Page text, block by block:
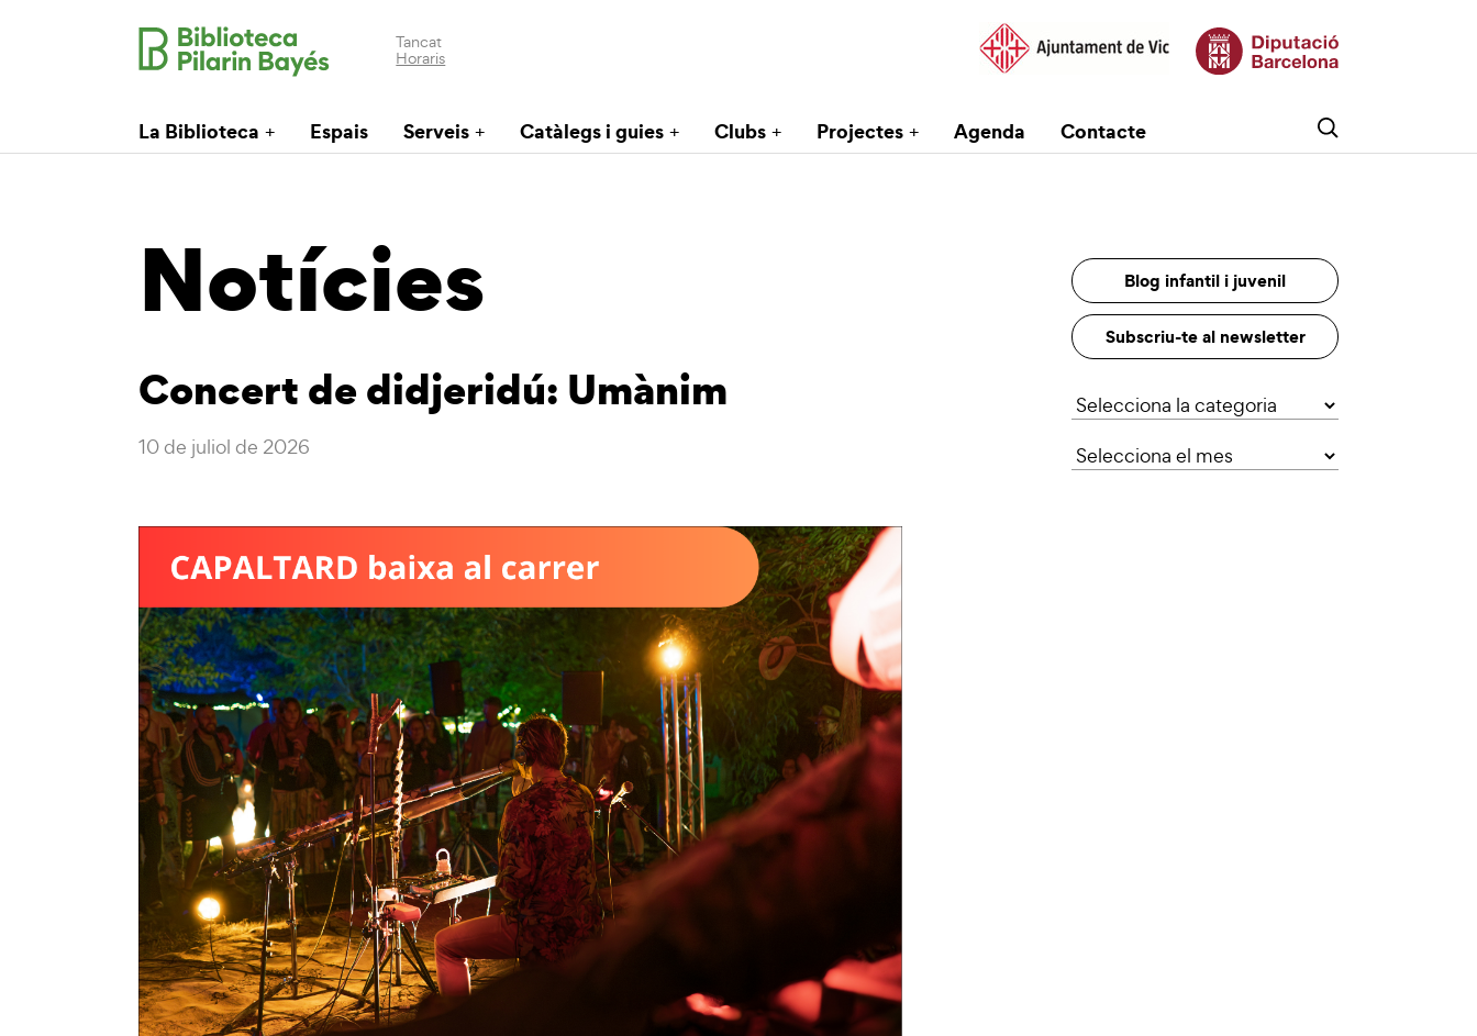
Tancat
Horaris
La Biblioteca Espais Serveis Catàlegs i guies Clubs Projectes Agenda Contacte
Notícies Blog infantil i juvenil
Subscriu-te al newsletter
Concert de didjeridú: Umànim
10 de juliol de 2026
Categories